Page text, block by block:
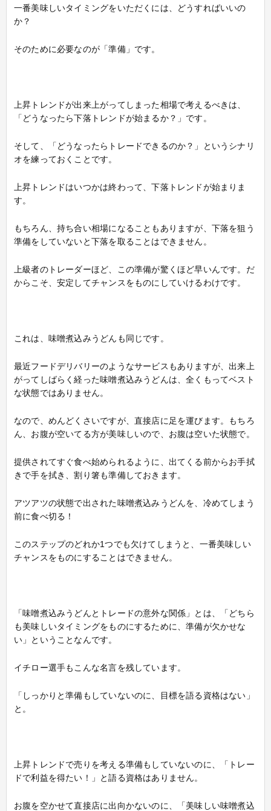
一番美味しいタイミングをいただくには、どうすればいいの
か？
そのために必要なのが「準備」です。
上昇トレンドが出来上がってしまった相場で考えるべきは、
「どうなったら下落トレンドが始まるか？」です。
そして、「どうなったらトレードできるのか？」というシナリ
オを練っておくことです。
上昇トレンドはいつかは終わって、下落トレンドが始まりま
す。
もちろん、持ち合い相場になることもありますが、下落を狙う
準備をしていないと下落を取ることはできません。
上級者のトレーダーほど、この準備が驚くほど早いんです。だ
からこそ、安定してチャンスをものにしていけるわけです。
これは、味噌煮込みうどんも同じです。
最近フードデリバリーのようなサービスもありますが、出来上
がってしばらく経った味噌煮込みうどんは、全くもってベスト
な状態ではありません。
なので、めんどくさいですが、直接店に足を運びます。もちろ
ん、お腹が空いてる方が美味しいので、お腹は空いた状態で。
提供されてすぐ食べ始められるように、出てくる前からお手拭
きで手を拭き、割り箸も準備しておきます。
アツアツの状態で出された味噌煮込みうどんを、冷めてしまう
前に食べ切る！
このステップのどれか1つでも欠けてしまうと、一番美味しい
チャンスをものにすることはできません。
「味噌煮込みうどんとトレードの意外な関係」とは、「どちら
も美味しいタイミングをものにするために、準備が欠かせな
い」ということなんです。
イチロー選手もこんな名言を残しています。
「しっかりと準備もしていないのに、目標を語る資格はない」
と。
上昇トレンドで売りを考える準備もしていないのに、「トレー
ドで利益を得たい！」と語る資格はありません。
お腹を空かせて直接店に出向かないのに、「美味しい味噌煮込